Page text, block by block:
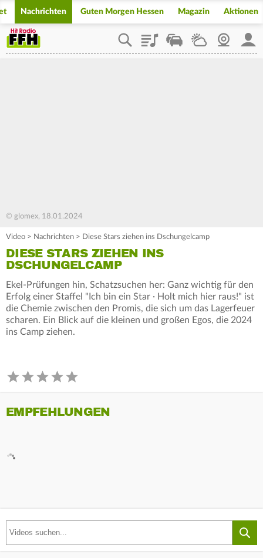
Nachrichten Guten Morgen Hessen Magazin Aktionen
PlaylistStaupilotWetterWebcam
© glomex, 18.01.2024
Video > Nachrichten > Diese Stars ziehen ins Dschungelcamp
DIESE STARS ZIEHEN INS
DSCHUNGELCAMP
Ekel-Prüfungen hin, Schatzsuchen her: Ganz wichtig für den
Erfolg einer Staffel "Ich bin ein Star · Holt mich hier raus!" ist
die Chemie zwischen den Promis, die sich um das Lagerfeuer
scharen. Ein Blick auf die kleinen und großen Egos, die 2024
ins Camp ziehen.
EMPFEHLUNGEN